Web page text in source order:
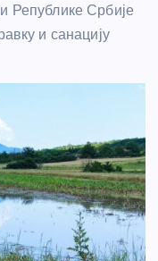
Републике Србије
и санацију